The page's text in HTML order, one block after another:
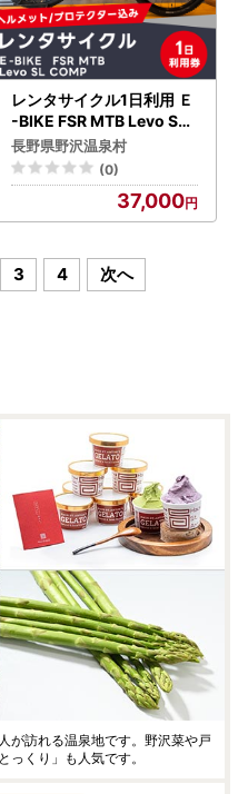
レンタサイクル1日利用 Ｅ
-BIKE FSR MTB Levo SL
COMP（ヘルメット/プロ
テクター込み） EB-1
長野県野沢温泉村
(0)
37,000
3 4 次へ
が訪れる温泉地です。野沢菜や戸
っくり」も人気です。